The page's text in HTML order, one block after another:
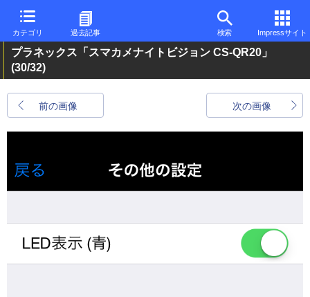
カテゴリ 過去記事 検索 Impressサイト
プラネックス「スマカメナイトビジョン CS-QR20」
(30/32)
前の画像 次の画像